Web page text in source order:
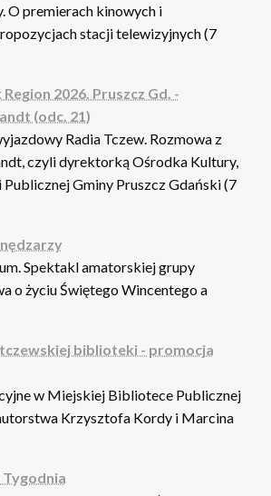
O premierach kinowych i
stacji telewizyjnych (7
2026. Pruszcz Gd. -
(odc. 21)
Radia Tczew. Rozmowa z
czyli dyrektorką Ośrodka Kultury,
Gminy Pruszcz Gdański (7
Spektakl amatorskiej grupy
o życiu Świętego Wincentego a
biblioteki - promocja
w Miejskiej Bibliotece Publicznej
Krzysztofa Kordy i Marcina
Tygodnia